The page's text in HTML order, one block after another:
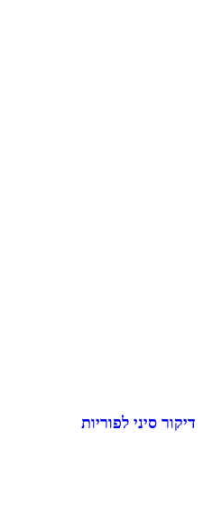
דיקור סיני לפוריות